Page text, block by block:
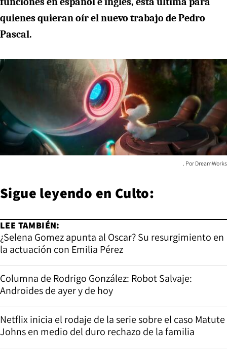
quienes quieran oír el nuevo trabajo de Pedro
Pascal.
DreamWorks
Sigue leyendo en Culto:
LEE TAMBIÉN:
¿Selena Gomez apunta al Oscar? Su resurgimiento en
la actuación con Emilia Pérez
Columna de Rodrigo González: Robot Salvaje:
Androides de ayer y de hoy
Netflix inicia el rodaje de la serie sobre el caso Matute
Johns en medio del duro rechazo de la familia